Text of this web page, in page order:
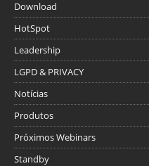
Download
HotSpot
Leadership
LGPD & PRIVACY
Notícias
Produtos
Próximos Webinars
Standby